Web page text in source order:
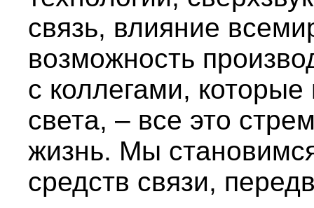
связь, влияние
возможность
с коллегами,
света, – все это
жизнь. Мы
средств связи,